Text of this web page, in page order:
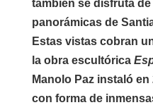
también se disfruta
panorámicas de
Estas vistas cobran
la obra escultórica
Manolo Paz instaló
con forma de